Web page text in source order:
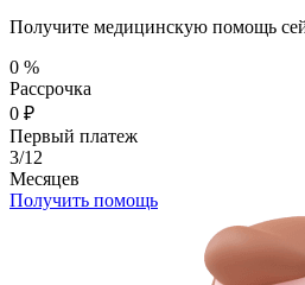
Получите медицинскую помощь
0 %
Рассрочка
0 ₽
Первый платеж
3/12
Месяцев
Получить помощь